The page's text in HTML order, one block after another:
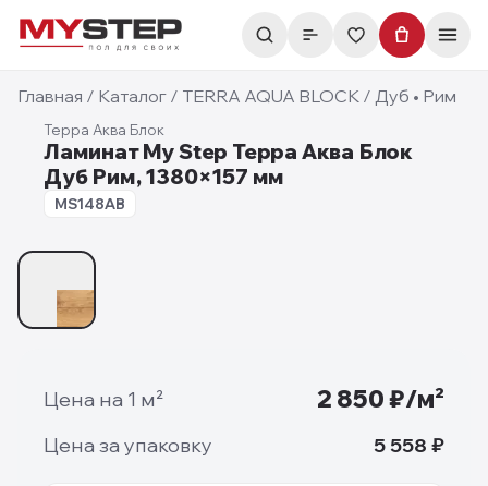
Главная / Каталог / TERRA AQUA BLOCK / Дуб • Рим
8 мм
Терра Аква Блок
Ламинат My Step Терра Аква Блок
Дуб Рим, 1380×157 мм
MS148AB
Цена на 1 м² 2 850₽/м²
Цена за упаковку 5 558 ₽